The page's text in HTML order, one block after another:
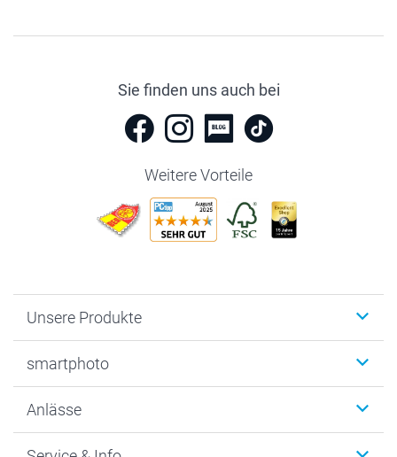
Sie finden uns auch bei
Weitere Vorteile
Unsere Produkte
Fotogeschenke
MyNameBook
smartphoto
Warum smartphoto
Anlässe